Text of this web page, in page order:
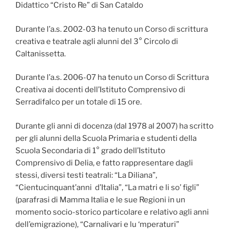
Didattico “Cristo Re” di San Cataldo
Durante l’a.s. 2002-03 ha tenuto un Corso di scrittura
creativa e teatrale agli alunni del 3° Circolo di
Caltanissetta.
Durante l’a.s. 2006-07 ha tenuto un Corso di Scrittura
Creativa ai docenti dell’Istituto Comprensivo di
Serradifalco per un totale di 15 ore.
Durante gli anni di docenza (dal 1978 al 2007) ha scritto
per gli alunni della Scuola Primaria e studenti della
Scuola Secondaria di 1° grado dell’Istituto
Comprensivo di Delia, e fatto rappresentare dagli
stessi, diversi testi teatrali: “La Diliana”,
“Cientucinquant’anni d’Italia”, “La matri e li so’ figli”
(parafrasi di Mamma Italia e le sue Regioni in un
momento socio-storico particolare e relativo agli anni
dell’emigrazione), “Carnalivari e lu ‘mperaturi”